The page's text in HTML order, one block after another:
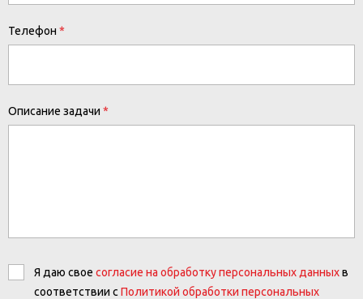
Телефон
Описание задачи
Я даю своесогласие на обработку персональных данныхв
соответствии сПолитикой обработки персональных